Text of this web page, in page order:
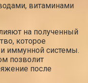
витаминами
на полученный
которое
иммунной системы.
позволит
после